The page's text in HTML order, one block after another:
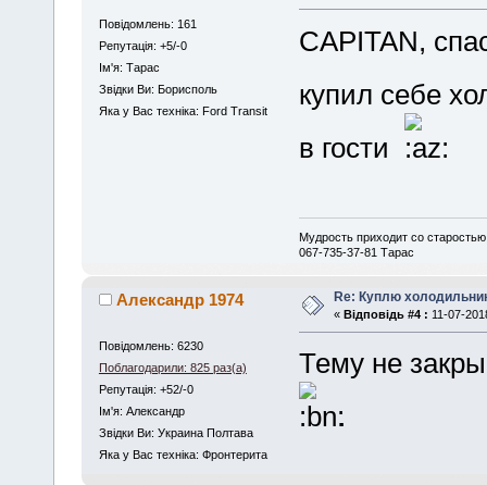
Повідомлень: 161
Репутація: +5/-0
Iм'я: Тарас
Звідки Ви: Борисполь
Яка у Вас техніка: Ford Transit
CAPITAN,
купил себе
в гости
Мудрость приходит со
067-735-37-81 Тарас
Александр 1974
Повідомлень: 6230
Поблагодарили: 825 раз(а)
Репутація: +52/-0
Iм'я: Александр
Звідки Ви: Украина Полтава
Яка у Вас техніка: Фронтерита
Re: Куплю
« Відповідь #4 : 11-07-
Тему не
.